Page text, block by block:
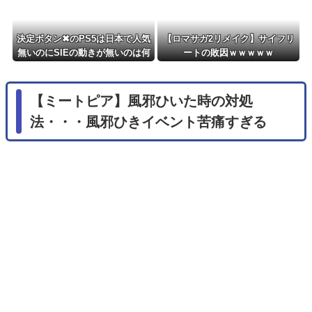
決定ボタン✖のPS5は日本で人気
無いのにSIEの動きが無いのは何
【ロマサガ2リメイク】サイフリ
ートの敗因ｗｗｗｗｗ
【ミートピア】風邪ひいた時の対処
法・・・風邪ひきイベント苦痛すぎる